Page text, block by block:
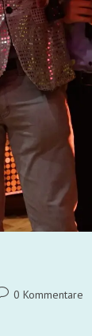
0 Kommentare